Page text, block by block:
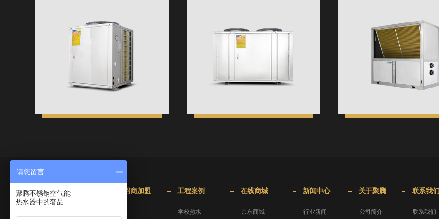
产品中心 招商加盟 工程案例
学校热水
在线商城
京东商城
新闻中心
行业新闻
关于聚腾
公司简介
联系我
联系我们
请您留言
聚腾不锈钢空气能
热水器中的奢品